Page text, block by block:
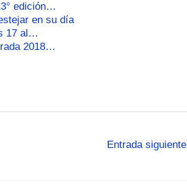
edición…
en su día
17 al…
2018…
Entrada siguiente